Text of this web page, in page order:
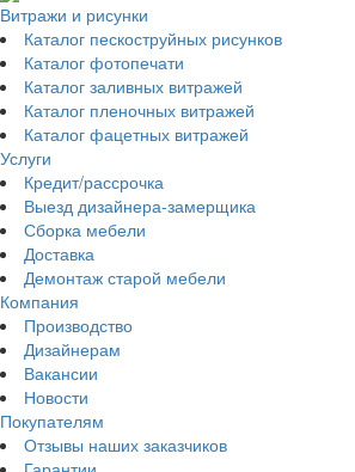
Витражи и рисунки
Каталог пескоструйных рисунков
Каталог фотопечати
Каталог заливных витражей
Каталог пленочных витражей
Каталог фацетных витражей
Услуги
Кредит/рассрочка
Выезд дизайнера-замерщика
Сборка мебели
Доставка
Демонтаж старой мебели
Компания
Производство
Дизайнерам
Вакансии
Новости
Покупателям
Отзывы наших заказчиков